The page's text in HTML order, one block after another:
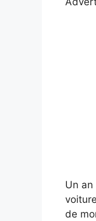
Un
de